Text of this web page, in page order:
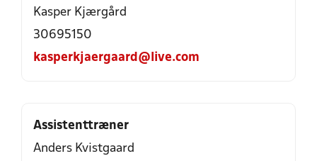
Kasper Kjærgård
30695150
kasperkjaergaard@live.com
Assistenttræner
Anders Kvistgaard